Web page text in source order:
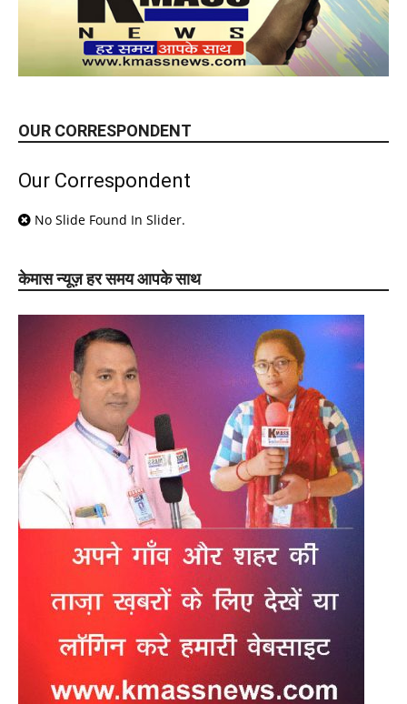
OUR CORRESPONDENT
Our Correspondent
No Slide Found In Slider.
केमास न्यूज़ हर समय आपके साथ